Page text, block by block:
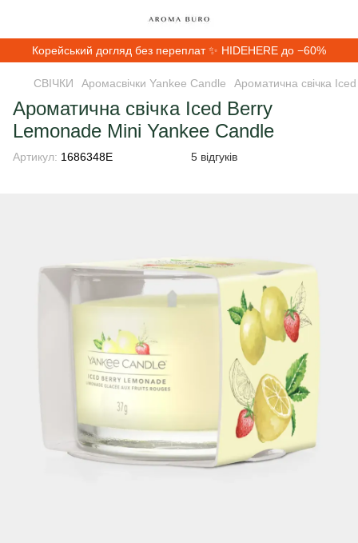
Корейський догляд без переплат ✨ HIDEHERE до −60%
СВІЧКИ Аромасвічки Yankee Candle Ароматична свічка
Ароматична свічка Iced Berry
Lemonade Mini Yankee Candle
Артикул: 1686348E 5 відгуків